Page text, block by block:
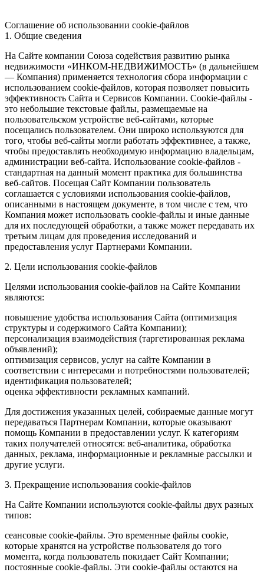
Соглашение об использовании cookie-файлов
1. Общие сведения
На Сайте компании Союза содействия развитию рынка
недвижимости «ИНКОМ-НЕДВИЖИМОСТЬ» (в дальнейшем
— Компания) применяется технология сбора информации с
использованием cookie-файлов, которая позволяет повысить
эффективность Сайта и Сервисов Компании. Сookie-файлы -
это небольшие текстовые файлы, размещаемые на
пользовательском устройстве веб-сайтами, которые
посещались пользователем. Они широко используются для
того, чтобы веб-сайты могли работать эффективнее, а также,
чтобы предоставлять необходимую информацию владельцам,
администрации веб-сайта. Использование cookie-файлов -
стандартная на данный момент практика для большинства
веб-сайтов. Посещая Сайт Компании пользователь
соглашается с условиями использования cookie-файлов,
описанными в настоящем документе, в том числе с тем, что
Компания может использовать cookie-файлы и иные данные
для их последующей обработки, а также может передавать их
третьим лицам для проведения исследований и
предоставления услуг Партнерами Компании.
2. Цели использования cookie-файлов
Целями использования cookie-файлов на Сайте Компании
являются:
повышение удобства использования Сайта (оптимизация
структуры и содержимого Сайта Компании);
персонализация взаимодействия (таргетированная реклама
объявлений);
оптимизация сервисов, услуг на сайте Компании в
соответствии с интересами и потребностями пользователей;
идентификация пользователей;
оценка эффективности рекламных кампаний.
Для достижения указанных целей, собираемые данные могут
передаваться Партнерам Компании, которые оказывают
помощь Компании в предоставлении услуг. К категориям
таких получателей относятся: веб-аналитика, обработка
данных, реклама, информационные и рекламные рассылки и
другие услуги.
3. Прекращение использования cookie-файлов
На Сайте Компании используются cookie-файлы двух разных
типов:
сеансовые cookie-файлы. Это временные файлы cookie,
которые хранятся на устройстве пользователя до того
момента, когда пользователь покидает Сайт Компании;
постоянные cookie-файлы. Эти cookie-файлы остаются на